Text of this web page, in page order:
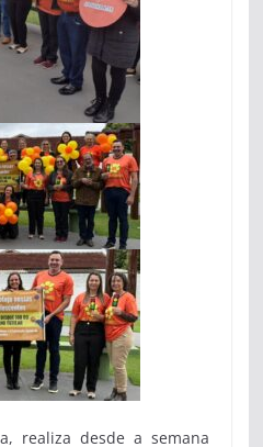
realiza desde a semana